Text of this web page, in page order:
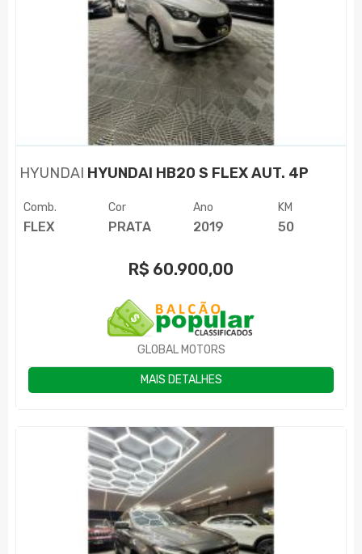
HYUNDAI HYUNDAI HB20 S FLEX AUT. 4P
Comb.
FLEX
Cor
PRATA
Ano
2019
KM
50
R$ 60.900,00
GLOBAL MOTORS
MAIS DETALHES